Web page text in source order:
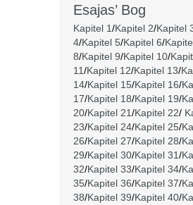
Esajas’ Bog
Kapitel 1/Kapitel 2/Kapitel
4/Kapitel 5/Kapitel 6/
8/Kapitel 9/Kapitel 10/
11/Kapitel 12/Kapitel 13/
14/Kapitel 15/Kapitel 16/
17/Kapitel 18/Kapitel 19/
20/Kapitel 21/Kapitel 22/
23/Kapitel 24/Kapitel 25/
26/Kapitel 27/Kapitel 28/
29/Kapitel 30/Kapitel 31/
32/Kapitel 33/Kapitel 34/
35/Kapitel 36/Kapitel 37/
38/Kapitel 39/Kapitel 40/